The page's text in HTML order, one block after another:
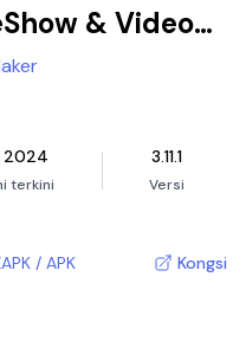
& Video
2024
terkini
3.11.1
Versi
/ APK Kongsi